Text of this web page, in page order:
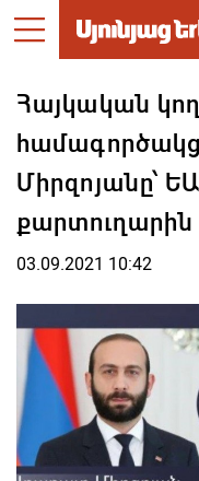
Հայկական
Միրզոյանը՝
քարտուղարին
03.09.2021 10:42